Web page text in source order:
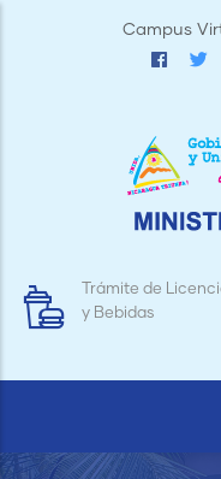
Campus
Trámite de
y Bebidas